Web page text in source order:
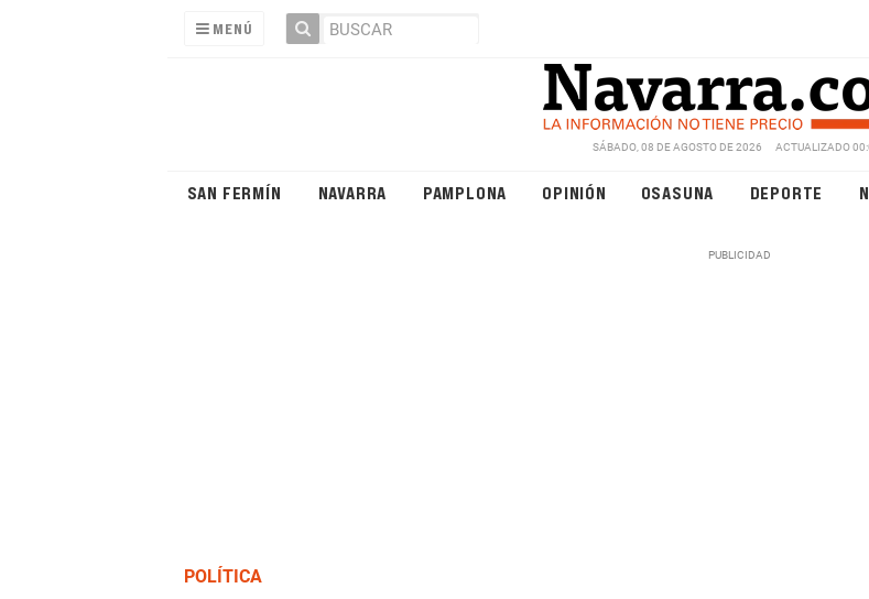
MENÚ
SÁBADO, 08 DE AGOSTO DE 2026 ACTUALIZADO
SAN FERMÍN NAVARRA PAMPLONA OPINIÓN OSASUNA DEPORTE
POLÍTICA